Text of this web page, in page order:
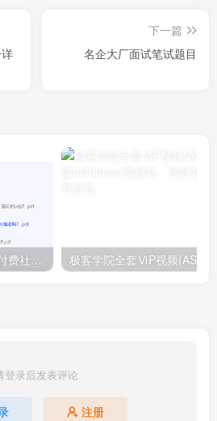
下一篇
名企大厂面试笔试题目
【每天都会更新】最新付费社群公众号文章 极客学院全套ⅥP视频(AS版)
登录后发表评论
注册